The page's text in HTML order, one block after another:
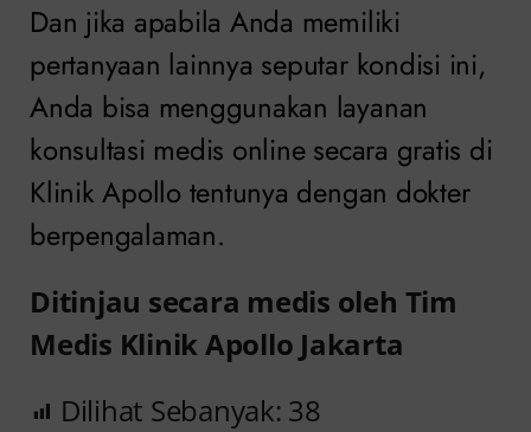
Dan jika apabila Anda memiliki
pertanyaan lainnya seputar kondisi ini,
Anda bisa menggunakan layanan
konsultasi medis online secara gratis di
Klinik Apollo tentunya dengan dokter
berpengalaman.
Ditinjau secara medis oleh Tim
Medis Klinik Apollo Jakarta
Dilihat Sebanyak: 38